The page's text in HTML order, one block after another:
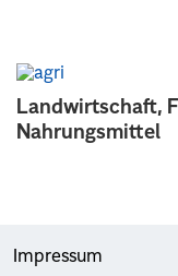
Landwirtschaft,
Nahrungsmittel
Impressum